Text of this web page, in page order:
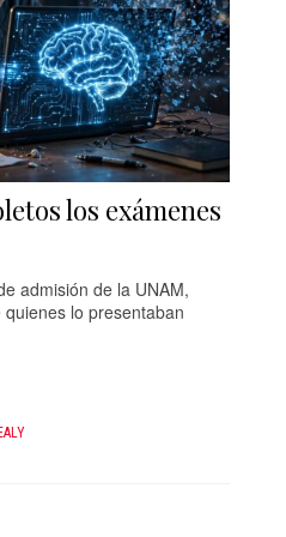
los exámenes
admisión de la UNAM,
lo presentaban